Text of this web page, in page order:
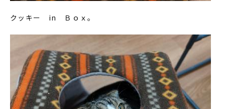
クッキー in Ｂｏｘ。